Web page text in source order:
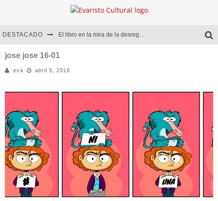
DESTACADO El libro en la mira de la desregulación
Diego Meret | Hotel Acapulco
Alejandra Correa | La nieve
jose jose 16-01
eva abril 5, 2016